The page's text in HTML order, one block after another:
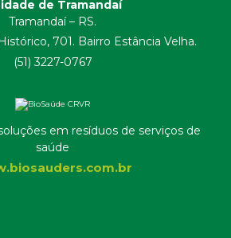
de Tramandaí
Tramandaí – RS.
701. Bairro Estância Velha.
(51) 3227-0767
em resíduos de serviços de
saúde